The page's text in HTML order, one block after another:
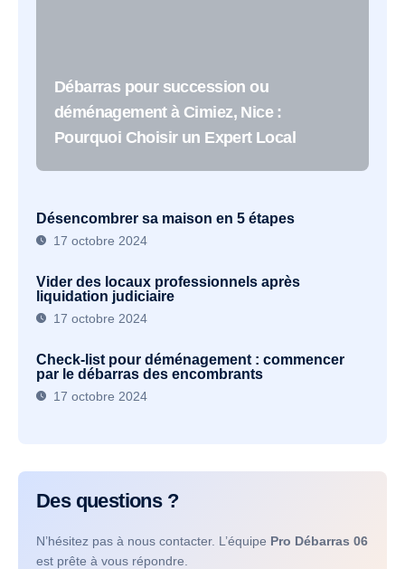
Débarras pour succession ou
déménagement à Cimiez, Nice :
Pourquoi Choisir un Expert Local
Désencombrer sa maison en 5 étapes
17 octobre 2024
Vider des locaux professionnels après
liquidation judiciaire
17 octobre 2024
Check-list pour déménagement : commencer
par le débarras des encombrants
17 octobre 2024
Des questions ?
N’hésitez pas à nous contacter. L’équipe Pro Débarras 06
est prête à vous répondre.